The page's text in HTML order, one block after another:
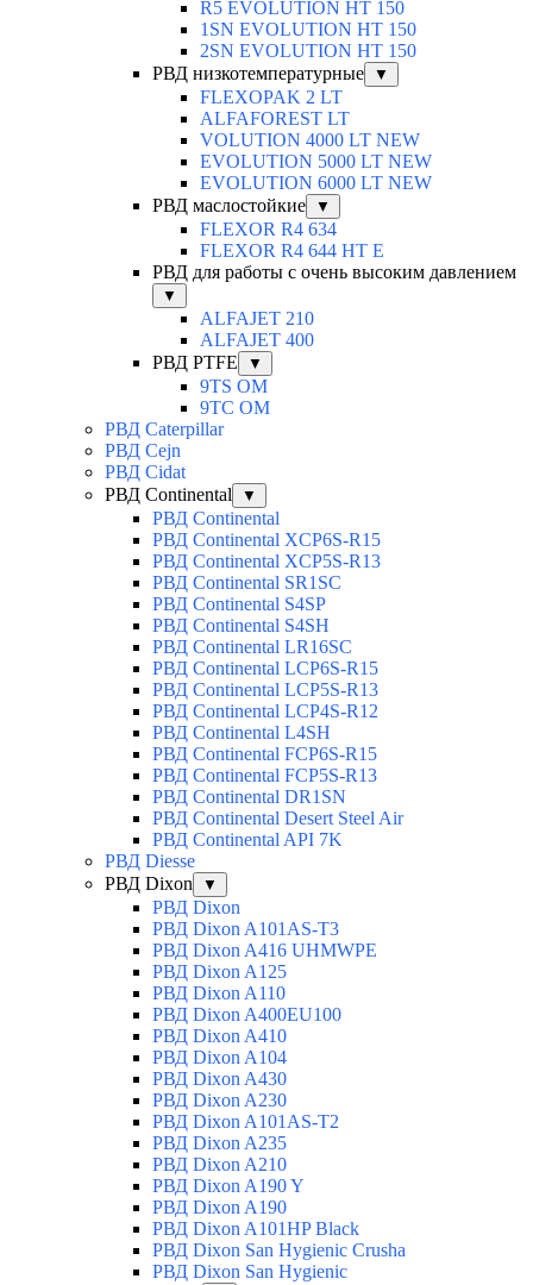
R5 EVOLUTION HT 150
1SN EVOLUTION HT 150
2SN EVOLUTION HT 150
РВД низкотемпературные
▼
FLEXOPAK 2 LT
ALFAFOREST LT
VOLUTION 4000 LT NEW
EVOLUTION 5000 LT NEW
EVOLUTION 6000 LT NEW
РВД маслостойкие
▼
FLEXOR R4 634
FLEXOR R4 644 HT E
РВД для работы с очень высоким давлением
▼
ALFAJET 210
ALFAJET 400
РВД PTFE
▼
9TS OM
9TC OM
РВД Caterpillar
РВД Cejn
РВД Cidat
РВД Continental
▼
РВД Continental
РВД Continental XCP6S-R15
РВД Continental XCP5S-R13
РВД Continental SR1SC
РВД Continental S4SP
РВД Continental S4SH
РВД Continental LR16SC
РВД Continental LCP6S-R15
РВД Continental LCP5S-R13
РВД Continental LCP4S-R12
РВД Continental L4SH
РВД Continental FCP6S-R15
РВД Continental FCP5S-R13
РВД Continental DR1SN
РВД Continental Desert Steel Air
РВД Continental API 7K
РВД Diesse
РВД Dixon
▼
РВД Dixon
РВД Dixon A101AS-T3
РВД Dixon A416 UHMWPE
РВД Dixon A125
РВД Dixon A110
РВД Dixon A400EU100
РВД Dixon A410
РВД Dixon A104
РВД Dixon A430
РВД Dixon A230
РВД Dixon A101AS-T2
РВД Dixon A235
РВД Dixon A210
РВД Dixon A190 Y
РВД Dixon A190
РВД Dixon A101HP Black
РВД Dixon San Hygienic Crusha
РВД Dixon San Hygienic